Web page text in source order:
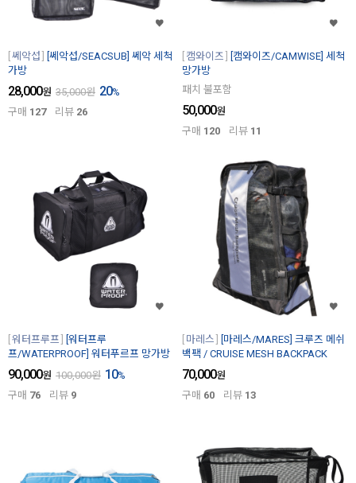
쎄악섭
[쎄악섭/SEACSUB] 쎄악 세척
가방
28,000원 35,000원 20%
구매 127 리뷰 26
캠와이즈
[캠와이즈/CAMWISE] 세척
망가방
패치 불포함
50,000원
구매 120 리뷰 11
워터프루프
[워터프루
프/WATERPROOF] 워터푸르프 망가방
90,000원 100,000원 10%
구매 76 리뷰 9
마레스
[마레스/MARES] 크루즈 메쉬
백팩 / CRUISE MESH BACKPACK
70,000원
구매 60 리뷰 13